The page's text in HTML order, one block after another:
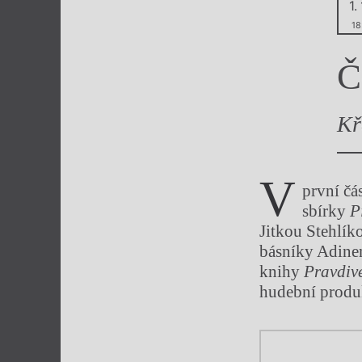
Výroční
1.
V první
sbírky
Jitkou
básníky
knihy
hudební